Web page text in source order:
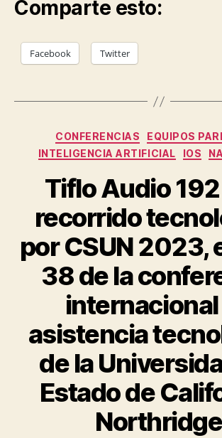
Comparte esto:
Facebook Twitter
Categorías
CONFERENCIAS
EQUIPOS
INTELIGENCIA ARTIFICIAL
IOS
Tiflo Audio 192
recorrido
por CSUN 2023,
38 de la
asistencia
de la
Estado de
Northridge